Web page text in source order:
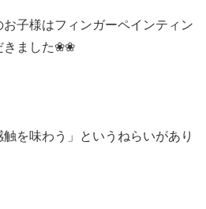
子様はフィンガーペインティン
きました❀❀
触を味わう」というねらいがあり